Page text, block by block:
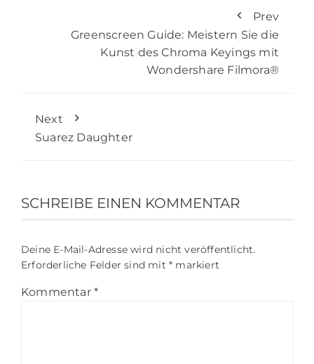
Prev
Greenscreen Guide: Meistern Sie die
Kunst des Chroma Keyings mit
Wondershare Filmora®
Next
Suarez Daughter
SCHREIBE EINEN KOMMENTAR
Deine E-Mail-Adresse wird nicht veröffentlicht.
Erforderliche Felder sind mit * markiert
Kommentar *